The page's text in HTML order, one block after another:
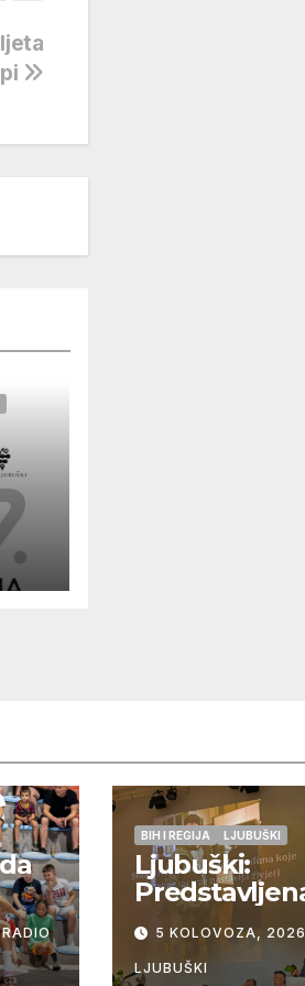
RADIO
BIH I REGIJA LJUBUŠKI
Ljubuški:
„Sin – Priča
dr. sc.
Hercega
5 KOLOVOZA,
LJUBUŠKI